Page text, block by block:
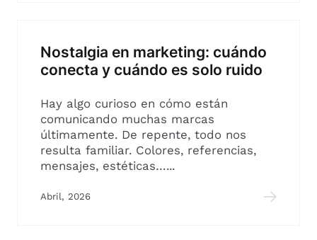
Nostalgia en marketing: cuándo
conecta y cuándo es solo ruido
Hay algo curioso en cómo están
comunicando muchas marcas
últimamente. De repente, todo nos
resulta familiar. Colores, referencias,
mensajes, estéticas…...
Abril, 2026